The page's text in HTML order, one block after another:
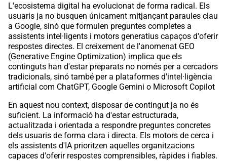
L'ecosistema digital ha evolucionat de forma radical. Els
usuaris ja no busquen únicament mitjançant paraules clau
a Google, sinó que formulen preguntes completes a
assistents intel·ligents i motors generatius capaços d'oferir
respostes directes. El creixement de l'anomenat GEO
(Generative Engine Optimization) implica que els
continguts han d'estar preparats no només per a cercadors
tradicionals, sinó també per a plataformes d'intel·ligència
artificial com ChatGPT, Google Gemini o Microsoft Copilot
En aquest nou context, disposar de contingut ja no és
suficient. La informació ha d'estar estructurada,
actualitzada i orientada a respondre preguntes concretes
dels usuaris de forma clara i directa. Els motors de cerca i
els assistents d'IA prioritzen aquelles organitzacions
capaces d'oferir respostes comprensibles, ràpides i fiables.